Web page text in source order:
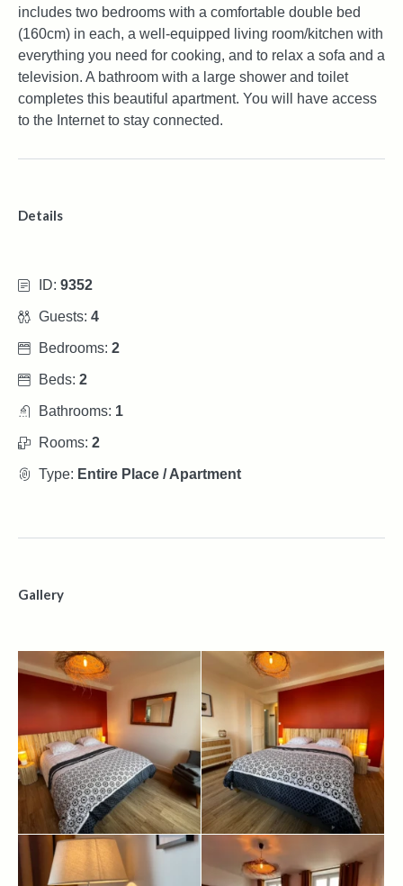
includes two bedrooms with a comfortable double bed
(160cm) in each, a well-equipped living room/kitchen with
everything you need for cooking, and to relax a sofa and a
television. A bathroom with a large shower and toilet
completes this beautiful apartment. You will have access
to the Internet to stay connected.
Details
ID: 9352
Guests: 4
Bedrooms: 2
Beds: 2
Bathrooms: 1
Rooms: 2
Type: Entire Place / Apartment
Gallery